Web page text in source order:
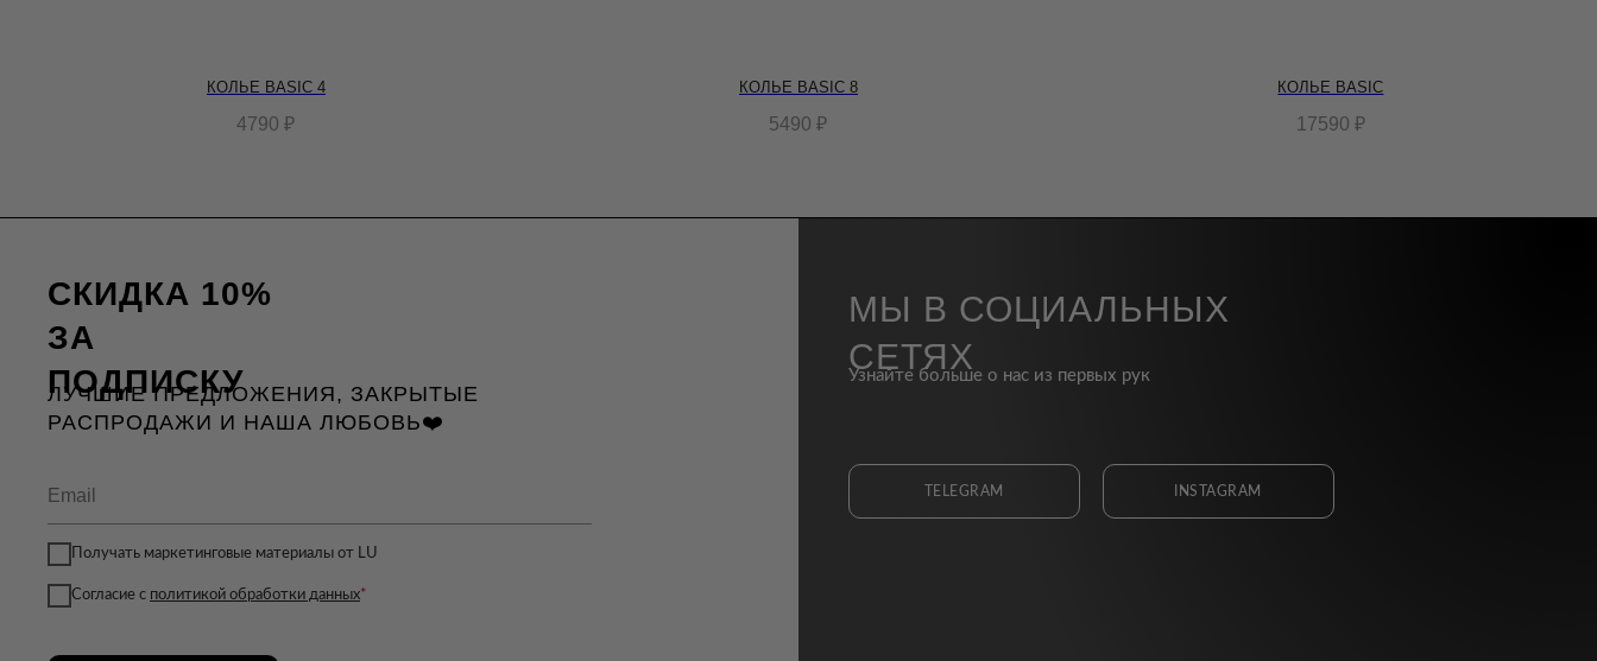
КОЛЬЕ BASIC 4
4790 ₽
КОЛЬЕ BASIC 8
5490 ₽
КОЛЬЕ BASIC
17590 ₽
СКИДКА 10%
ЗА
ПОДПИСКУ
Получать маркетинговые материалы от LU
Согласие с политикой обработки данных*
МЫ В СОЦИАЛЬНЫХ
СЕТЯХ
Узнайте больше о нас из первых рук
TELEGRAM INSTAGRAM
ЛУЧШИЕ ПРЕДЛОЖЕНИЯ, ЗАКРЫТЫЕ
РАСПРОДАЖИ И НАША ЛЮБОВЬ❤️